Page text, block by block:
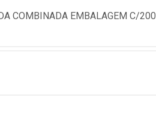
COMBINADA EMBALAGEM C/200